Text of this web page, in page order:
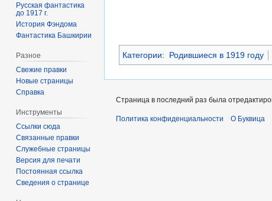
Категории: Родившиеся в 1919 году
Русская фантастика
до 1917 г.
История Фэндома
Фантастика Башкирии
Разное
Свежие правки
Новые страницы
Справка
Инструменты
Ссылки сюда
Связанные правки
Служебные страницы
Версия для печати
Постоянная ссылка
Сведения о странице
Страница в последний раз была
Политика конфиденциальности О Буквица